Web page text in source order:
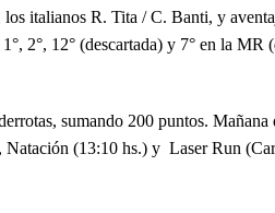
italianos R. Tita / C. Banti, y
2°, 12° (descartada) y 7° en la MR
sumando 200 puntos. Mañana
Natación (13:10 hs.) y Laser Run